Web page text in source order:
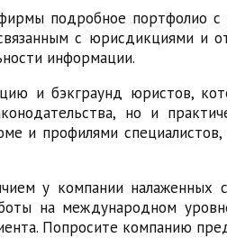
подробное портфолио
с юрисдикциями и
информации.
и бэкграунд юристов,
но и
и профилями
у компании
на международном
Попросите компанию